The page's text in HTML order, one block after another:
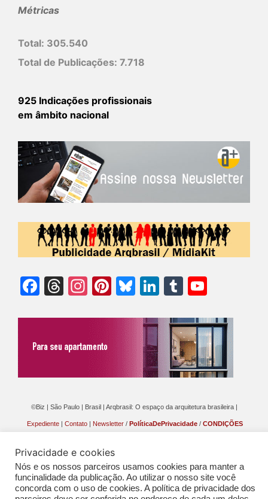
Métricas
Total: 305.540
Total de Publicações: 7.718
925 Indicações profissionais
em âmbito nacional
Facebook
Threads
Instagram
Pinterest
Bluesky
LinkedIn
Tumblr
©Biz | São Paulo | Brasil | Arqbrasil: O espaço da arquitetura brasileira |
Expediente | Contato | Newsletter / PolíticaDePrivacidade / CONDIÇÕES
Privacidade e cookies
Nós e os nossos parceiros usamos cookies para manter a
funcinalidade da publicação. Ao utilizar o nosso site você
concorda com o uso de cookies. A política de privacidade dos